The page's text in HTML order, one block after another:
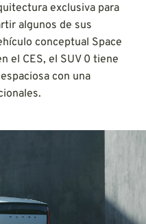
exclusiva para
algunos de sus
conceptual Space
el CES, el SUV 0 tiene
con una